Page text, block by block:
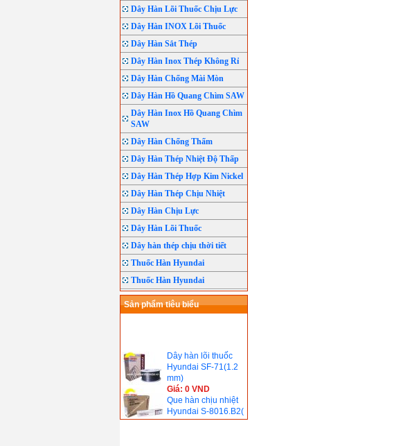
Dây Hàn Lõi Thuốc Chịu Lực
Dây Hàn INOX Lõi Thuốc
Dây Hàn Sắt Thép
Dây Hàn Inox Thép Không Rỉ
Dây Hàn Chống Mài Mòn
Dây Hàn Hồ Quang Chìm SAW
Dây Hàn Inox Hồ Quang Chìm
SAW
Dây Hàn Chống Thấm
Dây Hàn Thép Nhiệt Độ Thấp
Dây Hàn Thép Hợp Kim Nickel
Dây Hàn Thép Chịu Nhiệt
Dây Hàn Chịu Lực
Dây Hàn Lõi Thuốc
Dây hàn thép chịu thời tiết
Thuốc Hàn Hyundai
Thuốc Hàn Hyundai
Sản phẩm tiêu biểu
Dây hàn lõi thuốc
Hyundai SF-71(1.2
mm)
Giá: 0 VND
Que hàn chịu nhiệt
Hyundai S-8016.B2(
690℃)